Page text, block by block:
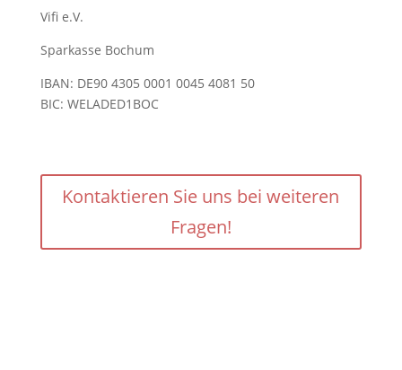
Vifi e.V.
Sparkasse Bochum
IBAN: DE90 4305 0001 0045 4081 50
BIC: WELADED1BOC
Kontaktieren Sie uns bei weiteren
Fragen!